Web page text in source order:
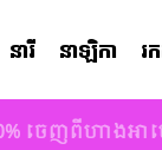
នារី នាឡិកា រ
ចេញពីហាងអា